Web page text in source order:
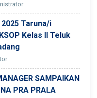
Taruna/i
Kelas II Teluk
SAMPAIKAN
PRA PRALA